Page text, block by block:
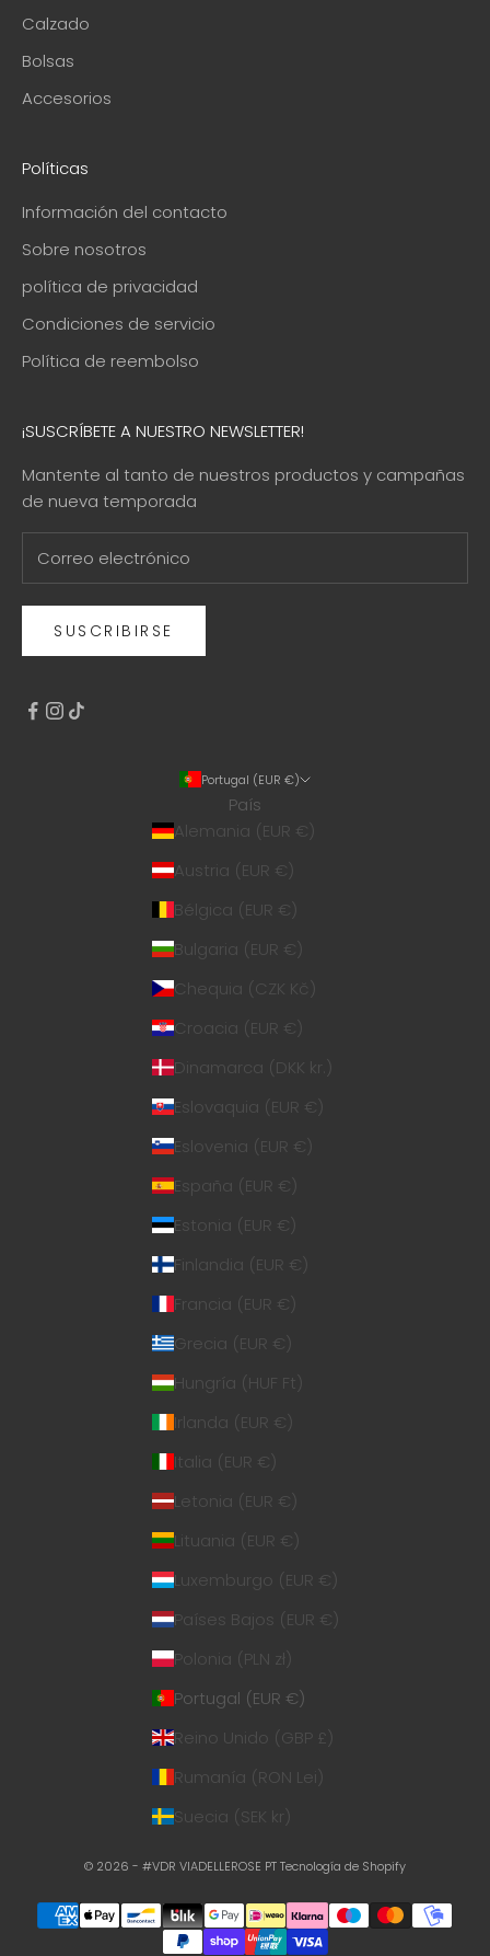
Calzado
Bolsas
Accesorios
Políticas
Información del contacto
Sobre nosotros
política de privacidad
Condiciones de servicio
Política de reembolso
¡SUSCRÍBETE A NUESTRO NEWSLETTER!
Mantente al tanto de nuestros productos y campañas
de nueva temporada
SUSCRIBIRSE
Portugal (EUR €)
País
Alemania (EUR €)
Austria (EUR €)
Bélgica (EUR €)
Bulgaria (EUR €)
Chequia (CZK Kč)
Croacia (EUR €)
Dinamarca (DKK kr.)
Eslovaquia (EUR €)
Eslovenia (EUR €)
España (EUR €)
Estonia (EUR €)
Finlandia (EUR €)
Francia (EUR €)
Grecia (EUR €)
Hungría (HUF Ft)
Irlanda (EUR €)
Italia (EUR €)
Letonia (EUR €)
Lituania (EUR €)
Luxemburgo (EUR €)
Países Bajos (EUR €)
Polonia (PLN zł)
Portugal (EUR €)
Reino Unido (GBP £)
Rumanía (RON Lei)
Suecia (SEK kr)
© 2026 - #VDR VIADELLEROSE PTTecnología de Shopify